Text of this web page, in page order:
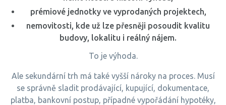
prémiové jednotky ve vyprodaných projektech,
nemovitosti, kde už lze přesněji posoudit kvalitu
budovy, lokalitu i reálný nájem.
To je výhoda.
Ale sekundární trh má také vyšší nároky na proces. Musí
se správně sladit prodávající, kupující, dokumentace,
platba, bankovní postup, případné vypořádání hypotéky,